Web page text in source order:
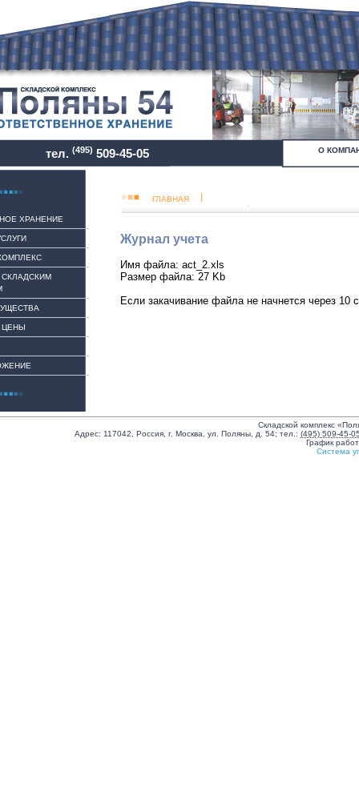
тел. (495) 509-45-05 О
ХРАНЕНИЕ
ЦЕНЫ
ГЛАВНАЯ
Журнал учета
Имя файла: act_2.xls
Размер файла: 27 Kb
Если закачивание файла не начнется через 10
Складской комплекс
Адрес: 117042 Россия г. Москва ул. Поляны, д. 54; тел.: (495) 509-45-
График
Система